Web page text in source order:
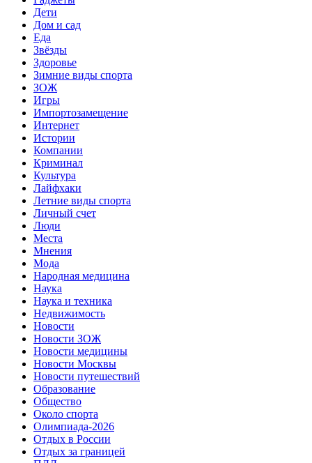
Дети
Дом и сад
Еда
Звёзды
Здоровье
Зимние виды спорта
ЗОЖ
Игры
Импортозамещение
Интернет
Истории
Компании
Криминал
Культура
Лайфхаки
Летние виды спорта
Личный счет
Люди
Места
Мнения
Мода
Народная медицина
Наука
Наука и техника
Недвижимость
Новости
Новости ЗОЖ
Новости медицины
Новости Москвы
Новости путешествий
Образование
Общество
Около спорта
Олимпиада-2026
Отдых в России
Отдых за границей